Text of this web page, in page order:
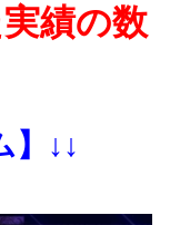
績の数
】↓↓